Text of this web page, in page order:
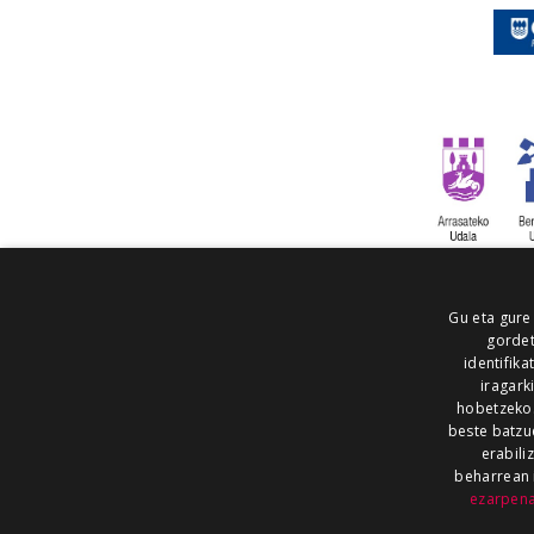
ALEA
Gu eta
hobetzeko.
beste
beharrean